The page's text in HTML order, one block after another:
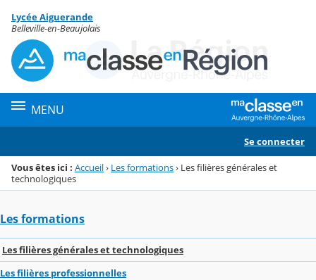
Menu de la rubrique
Contenu
Lycée Aiguerande
Belleville-en-Beaujolais
MENU
Se connecter
Vous êtes ici : Accueil› Les formations› Les filières générales et
technologiques
Les formations
Les filières générales et technologiques
Les filières professionnelles